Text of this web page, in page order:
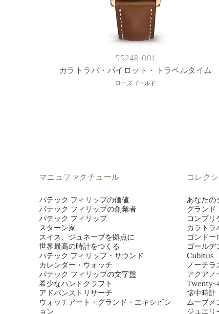
5524R-001
カラトラバ・パイロット・トラベルタイム
ローズゴールド
マニュファクチュール
パテック フィリップの価値
パテック フィリップの創業者
パテック フィリップ
スターン家
スイス、ジュネーブを拠点に
世界最高の時計をつくる
パテック フィリップ・サウンド
カレンダー・ウォッチ
パテック フィリップの文字盤
希少なハンドクラフト
アドバンストリサーチ
ウォッチアート・グランド・エキシビシ
ョン
コレク
あなたの
グランド
コンプリ
カラトラ
ゴンドー
ゴールデ
Cubitus
ノーチラ
アクアノ
懐中時計
ムーブメ
ジュエリ